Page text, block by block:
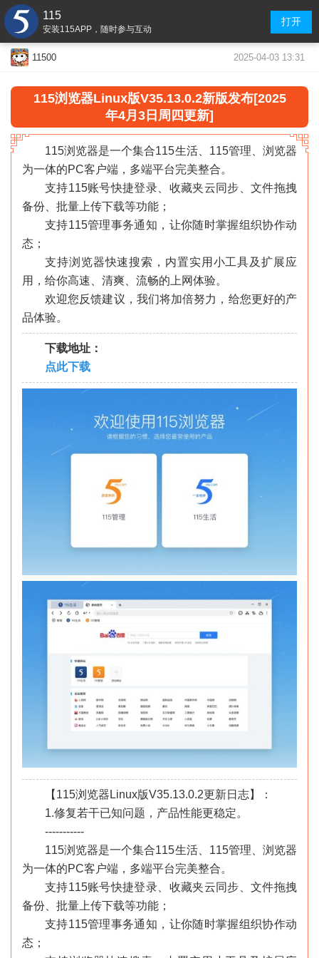
115
安装115APP，随时参与互动
打开
11500 2025-04-03 13:31
115浏览器Linux版V35.13.0.2新版发布[2025
年4月3日周四更新]
115浏览器是一个集合115生活、115管理、浏览器
为一体的PC客户端，多端平台完美整合。
支持115账号快捷登录、收藏夹云同步、文件拖拽
备份、批量上传下载等功能；
支持115管理事务通知，让你随时掌握组织协作动
态；
支持浏览器快速搜索，内置实用小工具及扩展应
用，给你高速、清爽、流畅的上网体验。
欢迎您反馈建议，我们将加倍努力，给您更好的产
品体验。
下载地址：
点此下载
【115浏览器Linux版V35.13.0.2更新日志】：
1.修复若干已知问题，产品性能更稳定。
-----------
115浏览器是一个集合115生活、115管理、浏览器
为一体的PC客户端，多端平台完美整合。
支持115账号快捷登录、收藏夹云同步、文件拖拽
备份、批量上传下载等功能；
支持115管理事务通知，让你随时掌握组织协作动
态；